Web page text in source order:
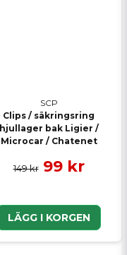
SCP
Clips / säkringsring
hjullager bak Ligier /
Microcar / Chatenet
149 kr 99 kr
LÄGG I KORGEN